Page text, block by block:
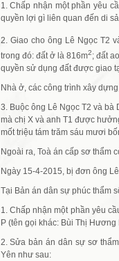
1. Chấp nhận một phần yêu
quyền lợi gì liên quan đến di
2. Giao cho ông Lê Ngọc T2
trong đó: đất ở là 816m2; đất
quyền sử dụng đất được giao
Nhà ở, các công trình xây
3. Buộc ông Lê Ngọc T2 và bà
mà chị X và anh T1 được
mốt triệu tám trăm sáu mươi
Ngoài ra, Toà án cấp sơ thẩm
Ngày 15-4-2015, bị đơn ông
Tại Bản án dân sự phúc thẩm
1. Chấp nhận một phần yêu
P (tên gọi khác: Bùi Thị Hương
2. Sửa bản án dân sự sơ
Yên như sau: